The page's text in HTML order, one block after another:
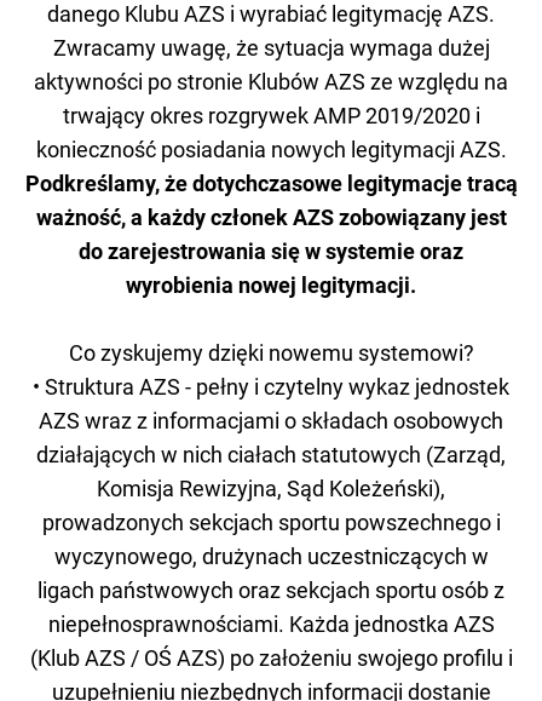
danego Klubu AZS i wyrabiać legitymację AZS.
Zwracamy uwagę, że sytuacja wymaga dużej
aktywności po stronie Klubów AZS ze względu na
trwający okres rozgrywek AMP 2019/2020 i
konieczność posiadania nowych legitymacji AZS.
Podkreślamy, że dotychczasowe legitymacje tracą
ważność, a każdy członek AZS zobowiązany jest
do zarejestrowania się w systemie oraz
wyrobienia nowej legitymacji.
Co zyskujemy dzięki nowemu systemowi?
• Struktura AZS - pełny i czytelny wykaz jednostek
AZS wraz z informacjami o składach osobowych
działających w nich ciałach statutowych (Zarząd,
Komisja Rewizyjna, Sąd Koleżeński),
prowadzonych sekcjach sportu powszechnego i
wyczynowego, drużynach uczestniczących w
ligach państwowych oraz sekcjach sportu osób z
niepełnosprawnościami. Każda jednostka AZS
(Klub AZS / OŚ AZS) po założeniu swojego profilu i
uzupełnieniu niezbędnych informacji dostanie